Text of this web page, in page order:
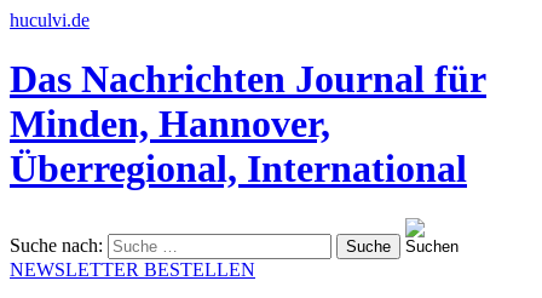
huculvi.de
Das Nachrichten Journal für
Minden, Hannover,
Überregional, International
Suche nach:
NEWSLETTER BESTELLEN